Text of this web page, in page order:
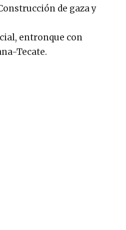
de gaza y
entronque con
Tecate.